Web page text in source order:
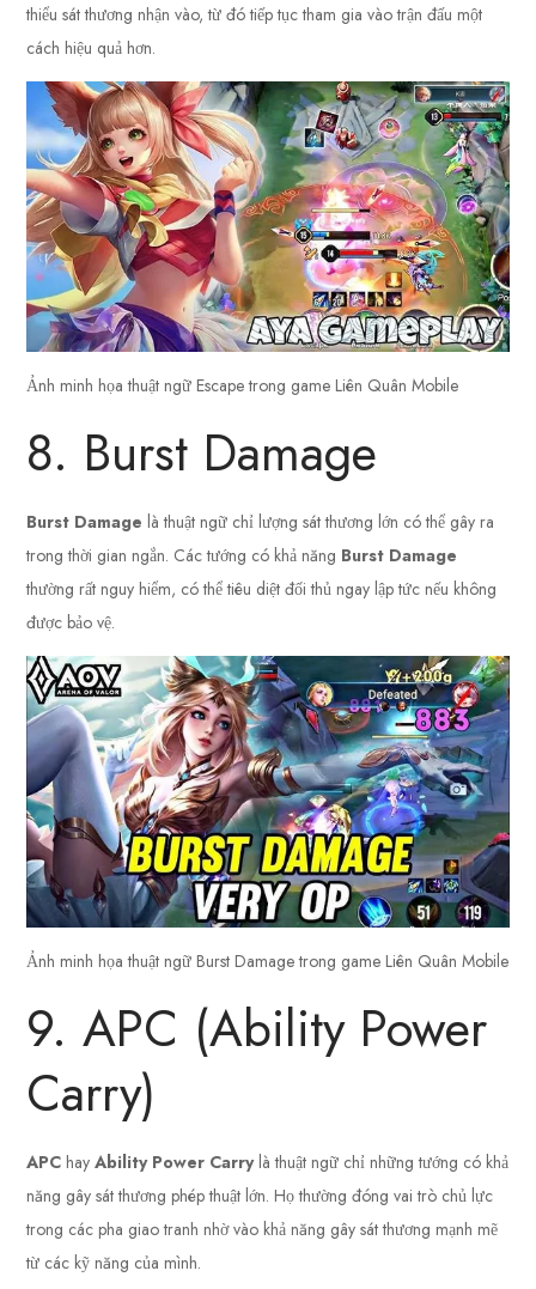
thiểu sát thương nhận vào, từ đó tiếp tục tham gia vào trận đấu một
cách hiệu quả hơn.
Ảnh minh họa thuật ngữ Escape trong game Liên Quân Mobile
8. Burst Damage
Burst Damage là thuật ngữ chỉ lượng sát thương lớn có thể gây ra
trong thời gian ngắn. Các tướng có khả năng Burst Damage
thường rất nguy hiểm, có thể tiêu diệt đối thủ ngay lập tức nếu không
được bảo vệ.
Ảnh minh họa thuật ngữ Burst Damage trong game Liên Quân Mobile
9. APC (Ability Power
Carry)
APC hayAbility Power Carrylà thuật ngữ chỉ những tướng có khả
năng gây sát thương phép thuật lớn. Họ thường đóng vai trò chủ lực
trong các pha giao tranh nhờ vào khả năng gây sát thương mạnh mẽ
từ các kỹ năng của mình.